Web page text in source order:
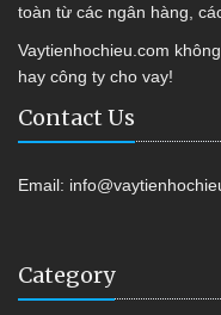
toàn từ các ngân hàng,
Vaytienhochieu.com
hay công ty cho vay!
Contact Us
Email:
Category